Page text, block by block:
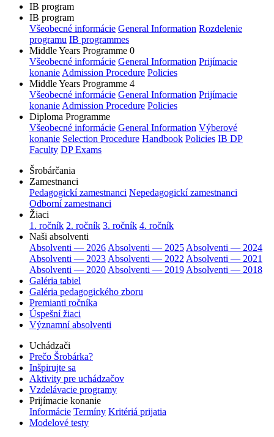
IB program
IB program
Všeobecné informácie General Information Rozdelenie
programu IB programmes
Middle Years Programme 0
Všeobecné informácie General Information Prijímacie
konanie Admission Procedure Policies
Middle Years Programme 4
Všeobecné informácie General Information Prijímacie
konanie Admission Procedure Policies
Diploma Programme
Všeobecné informácie General Information Výberové
konanie Selection Procedure Handbook Policies IB DP
Faculty DP Exams
Šrobárčania
Zamestnanci
Pedagogickí zamestnanci Nepedagogickí zamestnanci
Odborní zamestnanci
Žiaci
1. ročník 2. ročník 3. ročník 4. ročník
Naši absolventi
Absolventi — 2026 Absolventi — 2025 Absolventi — 2024
Absolventi — 2023 Absolventi — 2022 Absolventi — 2021
Absolventi — 2020 Absolventi — 2019 Absolventi — 2018
Galéria tabiel
Galéria pedagogického zboru
Premianti ročníka
Úspešní žiaci
Významní absolventi
Uchádzači
Prečo Šrobárka?
Inšpirujte sa
Aktivity pre uchádzačov
Vzdelávacie programy
Prijímacie konanie
Informácie Termíny Kritériá prijatia
Modelové testy